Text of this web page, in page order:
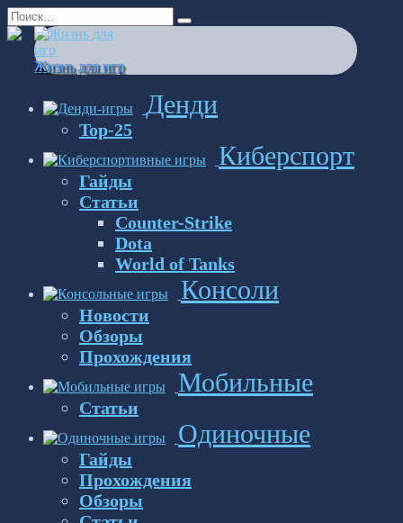
Перейти
к
содержанию
Search
for:
Жизнь для игр
Денди
Top-25
Киберспорт
Гайды
Статьи
Counter-Strike
Dota
World of Tanks
Консоли
Новости
Обзоры
Прохождения
Мобильные
Статьи
Одиночные
Гайды
Прохождения
Обзоры